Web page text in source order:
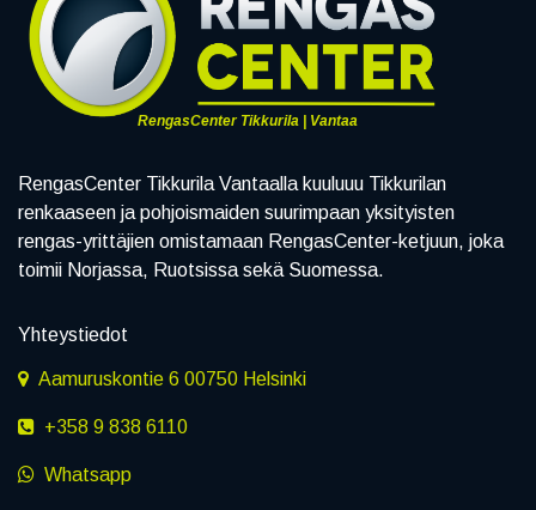
RengasCenter Tikkurila | Vantaa
RengasCenter Tikkurila Vantaalla kuuluuu Tikkurilan
renkaaseen ja pohjoismaiden suurimpaan yksityisten
rengas-yrittäjien omistamaan RengasCenter-ketjuun, joka
toimii Norjassa, Ruotsissa sekä Suomessa.
Yhteystiedot
Aamuruskontie 6 00750 Helsinki
+358 9 838 6110
Whatsapp